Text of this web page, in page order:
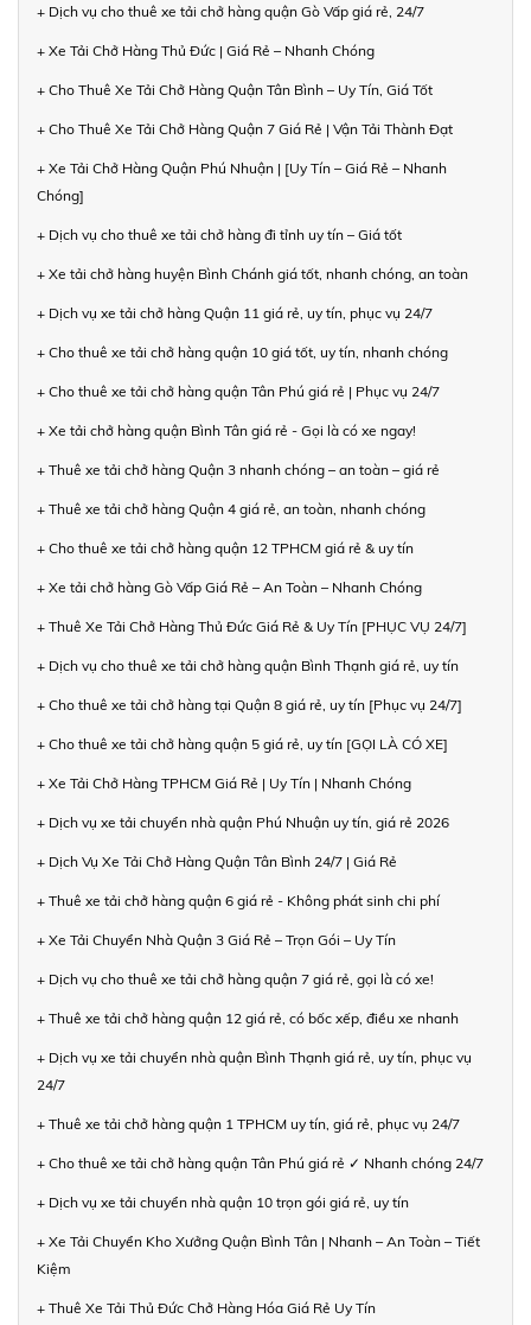
+ Dịch vụ cho thuê xe tải chở hàng quận Gò Vấp giá rẻ, 24/7
+ Xe Tải Chở Hàng Thủ Đức | Giá Rẻ – Nhanh Chóng
+ Cho Thuê Xe Tải Chở Hàng Quận Tân Bình – Uy Tín, Giá Tốt
+ Cho Thuê Xe Tải Chở Hàng Quận 7 Giá Rẻ | Vận Tải Thành Đạt
+ Xe Tải Chở Hàng Quận Phú Nhuận | [Uy Tín – Giá Rẻ – Nhanh
Chóng]
+ Dịch vụ cho thuê xe tải chở hàng đi tỉnh uy tín – Giá tốt
+ Xe tải chở hàng huyện Bình Chánh giá tốt, nhanh chóng, an toàn
+ Dịch vụ xe tải chở hàng Quận 11 giá rẻ, uy tín, phục vụ 24/7
+ Cho thuê xe tải chở hàng quận 10 giá tốt, uy tín, nhanh chóng
+ Cho thuê xe tải chở hàng quận Tân Phú giá rẻ | Phục vụ 24/7
+ Xe tải chở hàng quận Bình Tân giá rẻ - Gọi là có xe ngay!
+ Thuê xe tải chở hàng Quận 3 nhanh chóng – an toàn – giá rẻ
+ Thuê xe tải chở hàng Quận 4 giá rẻ, an toàn, nhanh chóng
+ Cho thuê xe tải chở hàng quận 12 TPHCM giá rẻ & uy tín
+ Xe tải chở hàng Gò Vấp Giá Rẻ – An Toàn – Nhanh Chóng
+ Thuê Xe Tải Chở Hàng Thủ Đức Giá Rẻ & Uy Tín [PHỤC VỤ 24/7]
+ Dịch vụ cho thuê xe tải chở hàng quận Bình Thạnh giá rẻ, uy tín
+ Cho thuê xe tải chở hàng tại Quận 8 giá rẻ, uy tín [Phục vụ 24/7]
+ Cho thuê xe tải chở hàng quận 5 giá rẻ, uy tín [GỌI LÀ CÓ XE]
+ Xe Tải Chở Hàng TPHCM Giá Rẻ | Uy Tín | Nhanh Chóng
+ Dịch vụ xe tải chuyển nhà quận Phú Nhuận uy tín, giá rẻ 2026
+ Dịch Vụ Xe Tải Chở Hàng Quận Tân Bình 24/7 | Giá Rẻ
+ Thuê xe tải chở hàng quận 6 giá rẻ - Không phát sinh chi phí
+ Xe Tải Chuyển Nhà Quận 3 Giá Rẻ – Trọn Gói – Uy Tín
+ Dịch vụ cho thuê xe tải chở hàng quận 7 giá rẻ, gọi là có xe!
+ Thuê xe tải chở hàng quận 12 giá rẻ, có bốc xếp, điều xe nhanh
+ Dịch vụ xe tải chuyển nhà quận Bình Thạnh giá rẻ, uy tín, phục vụ
24/7
+ Thuê xe tải chở hàng quận 1 TPHCM uy tín, giá rẻ, phục vụ 24/7
+ Cho thuê xe tải chở hàng quận Tân Phú giá rẻ ✓ Nhanh chóng 24/7
+ Dịch vụ xe tải chuyển nhà quận 10 trọn gói giá rẻ, uy tín
+ Xe Tải Chuyển Kho Xưởng Quận Bình Tân | Nhanh – An Toàn – Tiết
Kiệm
+ Thuê Xe Tải Thủ Đức Chở Hàng Hóa Giá Rẻ Uy Tín